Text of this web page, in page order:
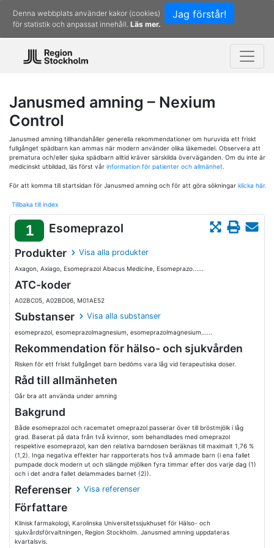
Jag förstår!
Denna webbplats använder kakor (cookies)
för statistik och anpassat innehåll. Läs mer.
Janusmed amning – Nexium
Control
Janusmed amning tillhandahåller generella rekommendationer om huruvida ett friskt
fullgånget spädbarn kan ammas när modern använder olika läkemedel. Observera att
prematura och/eller sjuka spädbarn alltid kräver särskilda överväganden. Om du inte är
medicinskt utbildad, läs först vår information för patienter och allmänhet.
För att komma till startsidan för Janusmed amning och för att göra sökningar klicka här.
Tillbaka till index
1 Esomeprazol
Produkter Visa alla produkter
Axagon, Axiago, Esomeprazol Abacus Medicine, Esomeprazo......
ATC-koder
A02BC05, A02BD06, M01AE52
Substanser Visa alla substanser
esomeprazol, esomeprazolmagnesium, esomeprazolmagnesium......
Rekommendation för hälso- och sjukvården
Risken för ett friskt fullgånget barn bedöms vara låg vid terapeutiska doser.
Råd till allmänheten
Går bra att använda under amning
Bakgrund
Både esomeprazol och racematet omeprazol passerar över till bröstmjölk i låg
grad. Baserat på data från två kvinnor, som behandlades med omeprazol
respektive esomeprazol, kan den relativa barndosen beräknas till maximalt 1,76 %
(1,2). Inga negativa effekter har rapporterats hos två ammade barn (i ena fallet
pumpade dock modern ut och slängde mjölken fyra timmar efter dos varje dag (1)
och i det andra fallet delammades barnet (2)).
Referenser Visa referenser
Författare
Klinisk farmakologi, Karolinska Universitetssjukhuset för Hälso- och
sjukvårdsförvaltningen, Region Stockholm. Janusmed amning uppdateras
kvartalsvis.